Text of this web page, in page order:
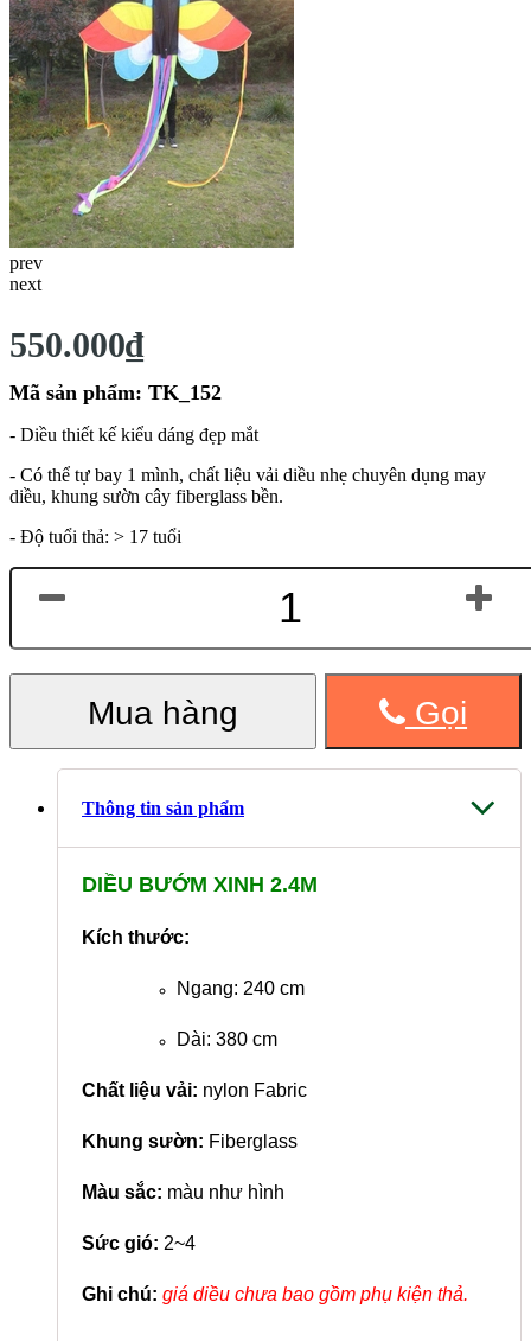
prev
next
550.000₫
Mã sản phẩm: TK_152
- Diều thiết kế kiểu dáng đẹp mắt
- Có thể tự bay 1 mình, chất liệu vải diều nhẹ chuyên dụng may
diều, khung sườn cây fiberglass bền.
- Độ tuổi thả: > 17 tuổi
Mua hàng Gọi
Thông tin sản phẩm
DIỀU BƯỚM XINH 2.4M
Kích thước:
Ngang: 240 cm
Dài: 380 cm
Chất liệu vải: nylon Fabric
Khung sườn: Fiberglass
Màu sắc: màu như hình
Sức gió: 2~4
Ghi chú: giá diều chưa bao gồm phụ kiện thả.